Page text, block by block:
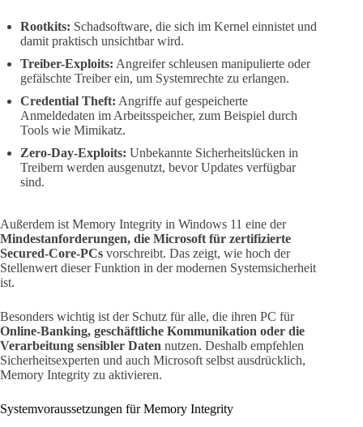
Rootkits: Schadsoftware, die sich im Kernel einnistet und
damit praktisch unsichtbar wird.
Treiber-Exploits: Angreifer schleusen manipulierte oder
gefälschte Treiber ein, um Systemrechte zu erlangen.
Credential Theft: Angriffe auf gespeicherte
Anmeldedaten im Arbeitsspeicher, zum Beispiel durch
Tools wie Mimikatz.
Zero-Day-Exploits: Unbekannte Sicherheitslücken in
Treibern werden ausgenutzt, bevor Updates verfügbar
sind.
Außerdem ist Memory Integrity in Windows 11 eine der
Mindestanforderungen, die Microsoft für zertifizierte
Secured-Core-PCs vorschreibt. Das zeigt, wie hoch der
Stellenwert dieser Funktion in der modernen Systemsicherheit
ist.
Besonders wichtig ist der Schutz für alle, die ihren PC für
Online-Banking, geschäftliche Kommunikation oder die
Verarbeitung sensibler Daten nutzen. Deshalb empfehlen
Sicherheitsexperten und auch Microsoft selbst ausdrücklich,
Memory Integrity zu aktivieren.
Systemvoraussetzungen für Memory Integrity